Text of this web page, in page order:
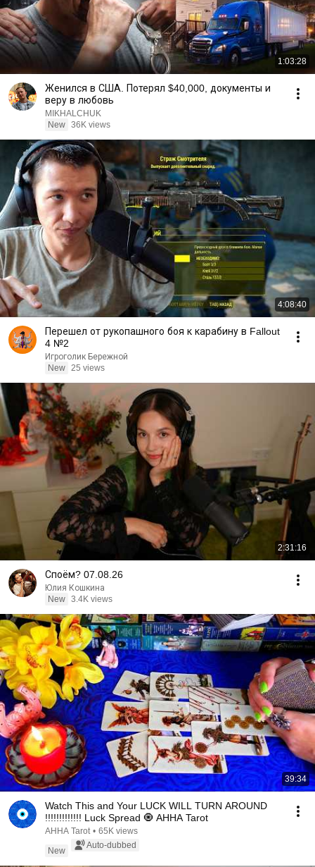
1:03:28
Женился в США. Потерял $40,000, документы и
веру в любовь
MIKHALCHUK
New 36K views
4:08:40
Перешел от рукопашного боя к карабину в Fallout
4 №2
Игроголик Бережной
New 25 views
2:31:16
Споём? 07.08.26
Юлия Кошкина
New 3.4K views
39:34
Watch This and Your LUCK WILL TURN AROUND
!!!!!!!!!!!!! Luck Spread 🧿 AHHA Tarot
AHHA Tarot • 65K views
New
Auto-dubbed